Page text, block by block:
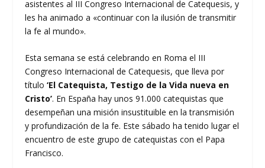
asistentes al III Congreso Internacional de Catequesis, y
les ha animado a «continuar con la ilusión de transmitir
la fe al mundo».
Esta semana se está celebrando en Roma el III
Congreso Internacional de Catequesis, que lleva por
título‘El Catequista, Testigo de la Vida nueva en
Cristo’. En España hay unos 91.000 catequistas que
desempeñan una misión insustituible en la transmisión
y profundización de la fe. Este sábado ha tenido lugar el
encuentro de este grupo de catequistas con el Papa
Francisco.